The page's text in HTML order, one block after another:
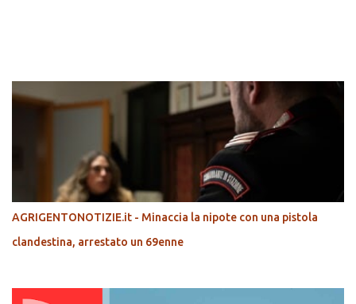
AGRIGENTONOTIZIE.it - Minaccia la nipote con una pistola
clandestina, arrestato un 69enne